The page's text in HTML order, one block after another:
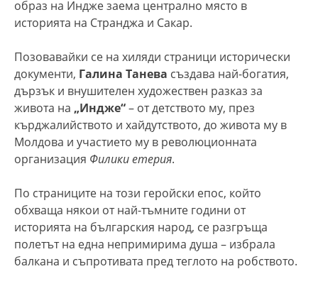
образ на Индже заема централно място в
историята на Странджа и Сакар.
Позовавайки се на хиляди страници исторически
документи, Галина Танева създава най-богатия,
дързък и внушителен художествен разказ за
живота на „Индже“– от детството му, през
кърджалийството и хайдутството, до живота му в
Молдова и участието му в революционната
организация Филики етерия.
По страниците на този геройски епос, който
обхваща някои от най-тъмните години от
историята на българския народ, се разгръща
полетът на една непримирима душа – избрала
балкана и съпротивата пред теглото на робството.